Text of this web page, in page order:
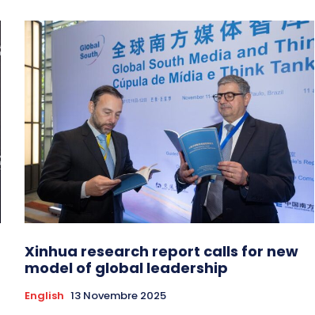
Xinhua research report calls for new
model of global leadership
English 13 Novembre 2025